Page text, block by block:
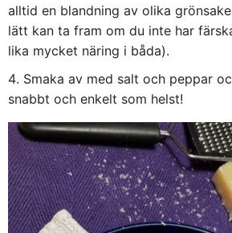
alltid en blandning av olika
lätt kan ta fram om du inte har
lika mycket näring i båda).
Smaka av med salt och peppar
snabbt och enkelt som helst!